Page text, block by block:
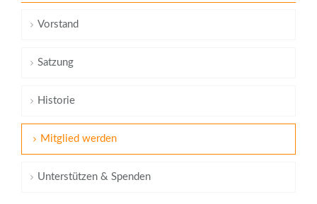
Vorstand
Satzung
Historie
Mitglied werden
Unterstützen & Spenden